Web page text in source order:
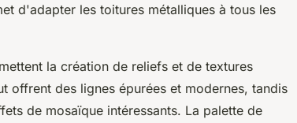
d'adapter les toitures métalliques à tous les
la création de reliefs et de textures
offrent des lignes épurées et modernes, tandis
de mosaïque intéressants. La palette de